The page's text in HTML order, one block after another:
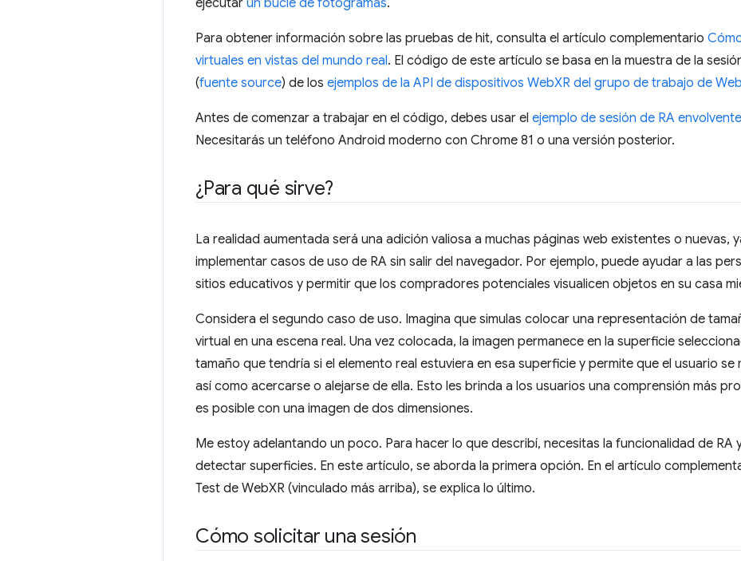
ejecutar un bucle de fotogramas.
Para obtener información sobre las pruebas de hit, consulta el artículo complementario
virtuales en vistas del mundo real. El código de este artículo se basa en la muestra de la
(fuente source) de los ejemplos de la API de dispositivos WebXR del grupo de trabajo de
Antes de comenzar a trabajar en el código, debes usar el ejemplo de sesión de RA envolvente
Necesitarás un teléfono Android moderno con Chrome 81 o una versión posterior.
¿Para qué sirve?
La realidad aumentada será una adición valiosa a muchas páginas web existentes o nuevas,
implementar casos de uso de RA sin salir del navegador. Por ejemplo, puede ayudar a las
sitios educativos y permitir que los compradores potenciales visualicen objetos en su casa
Considera el segundo caso de uso. Imagina que simulas colocar una representación de
virtual en una escena real. Una vez colocada, la imagen permanece en la superficie
tamaño que tendría si el elemento real estuviera en esa superficie y permite que el usuario se
así como acercarse o alejarse de ella. Esto les brinda a los usuarios una comprensión más
es posible con una imagen de dos dimensiones.
Me estoy adelantando un poco. Para hacer lo que describí, necesitas la funcionalidad de RA
detectar superficies. En este artículo, se aborda la primera opción. En el artículo
Test de WebXR (vinculado más arriba), se explica lo último.
Cómo solicitar una sesión